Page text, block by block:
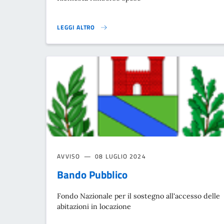
LEGGI ALTRO
TRASPORTO SCOLASTICO EXTRAURBANO PER GLI
AVVISO 08 LUGLIO 2024
Bando Pubblico
Fondo Nazionale per il sostegno all'accesso delle
abitazioni in locazione